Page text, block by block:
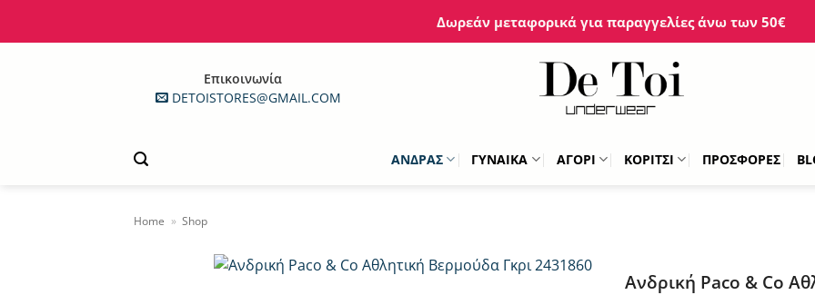
Δωρεάν μεταφορικά για παραγγελίες άνω των 50€
Επικοινωνία
DETOISTORES@GMAIL.COM
ΑΝΔΡΑΣ ΓΥΝΑΙΚΑ ΑΓΟΡΙ ΚΟΡΙΤΣΙ ΠΡΟΣΦΟΡΕΣ
Home » Shop
Ανδρική Paco & Co